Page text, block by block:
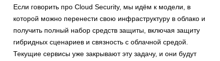
Если говорить про Cloud Security, мы идём к модели, в
которой можно перенести свою инфраструктуру в облако и
получить полный набор средств защиты, включая защиту
гибридных сценариев и связность с облачной средой.
Текущие сервисы уже закрывают эту задачу, и они будут